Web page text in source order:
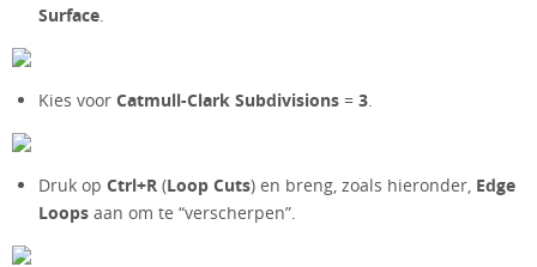
Surface.
Kies voorCatmull-Clark Subdivisions =3.
Druk opCtrl+R (Loop Cuts) en breng, zoals hieronder, Edge
Loops aan om te “verscherpen”.